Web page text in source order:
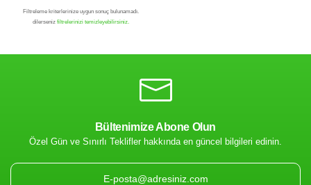
Bültenimize Abone Olun
Özel Gün ve Sınırlı Teklifler hakkında en güncel bilgileri edinin.